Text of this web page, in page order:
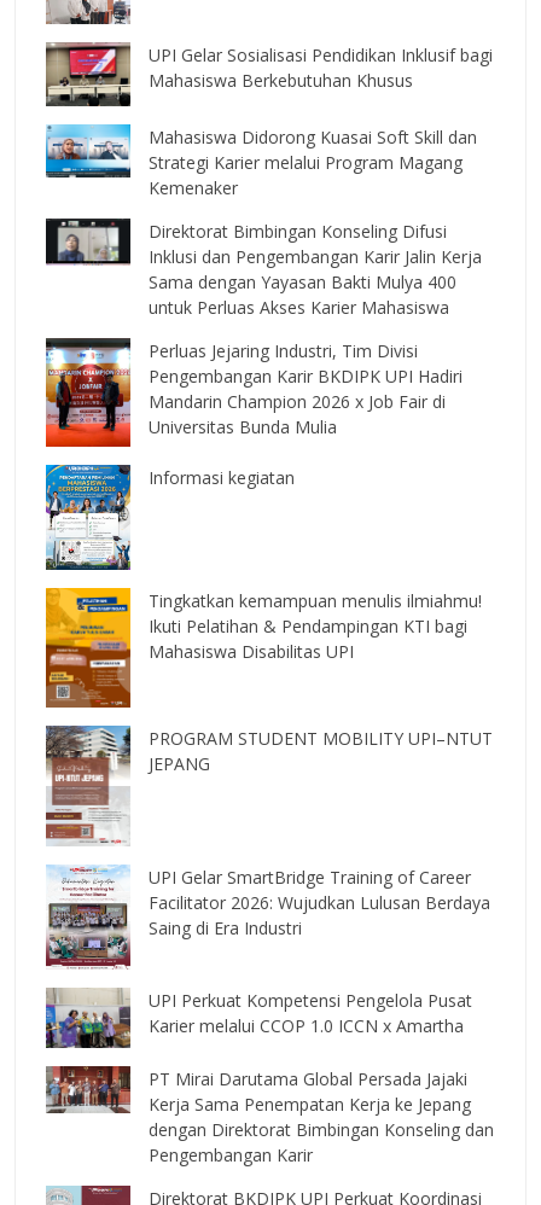
UPI Gelar Sosialisasi Pendidikan Inklusif bagi
Mahasiswa Berkebutuhan Khusus
Mahasiswa Didorong Kuasai Soft Skill dan
Strategi Karier melalui Program Magang
Kemenaker
Direktorat Bimbingan Konseling Difusi
Inklusi dan Pengembangan Karir Jalin Kerja
Sama dengan Yayasan Bakti Mulya 400
untuk Perluas Akses Karier Mahasiswa
Perluas Jejaring Industri, Tim Divisi
Pengembangan Karir BKDIPK UPI Hadiri
Mandarin Champion 2026 x Job Fair di
Universitas Bunda Mulia
Informasi kegiatan
Tingkatkan kemampuan menulis ilmiahmu!
Ikuti Pelatihan & Pendampingan KTI bagi
Mahasiswa Disabilitas UPI
PROGRAM STUDENT MOBILITY UPI–NTUT
JEPANG
UPI Gelar SmartBridge Training of Career
Facilitator 2026: Wujudkan Lulusan Berdaya
Saing di Era Industri
UPI Perkuat Kompetensi Pengelola Pusat
Karier melalui CCOP 1.0 ICCN x Amartha
PT Mirai Darutama Global Persada Jajaki
Kerja Sama Penempatan Kerja ke Jepang
dengan Direktorat Bimbingan Konseling dan
Pengembangan Karir
Direktorat BKDIPK UPI Perkuat Koordinasi